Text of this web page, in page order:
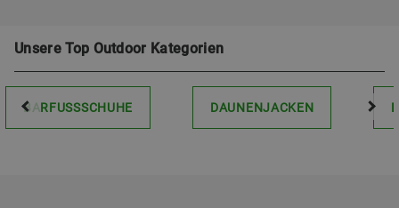
Unsere Top Outdoor Kategorien
BARFUSSSCHUHE DAUNENJACKEN